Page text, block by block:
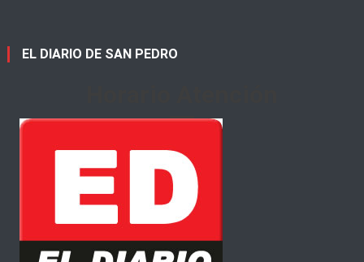
EL DIARIO DE SAN PEDRO